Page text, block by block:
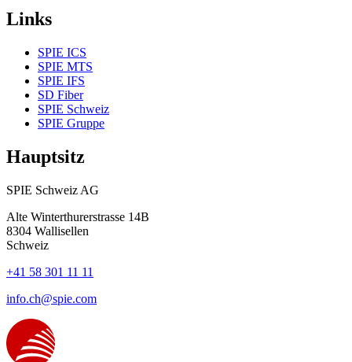
Links
SPIE ICS
SPIE MTS
SPIE IFS
SD Fiber
SPIE Schweiz
SPIE Gruppe
Hauptsitz
SPIE Schweiz AG
Alte Winterthurerstrasse 14B
8304 Wallisellen
Schweiz
+41 58 301 11 11
info.ch@spie.com